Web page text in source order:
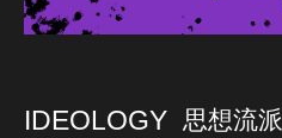
IDEOLOGY 思想流派